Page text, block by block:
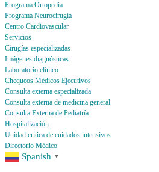
Programa Ortopedia
Programa Neurocirugía
Centro Cardiovascular
Servicios
Cirugías especializadas
Imágenes diagnósticas
Laboratorio clínico
Chequeos Médicos Ejecutivos
Consulta externa especializada
Consulta externa de medicina general
Consulta Externa de Pediatría
Hospitalización
Unidad crítica de cuidados intensivos
Directorio Médico
Spanish ▼